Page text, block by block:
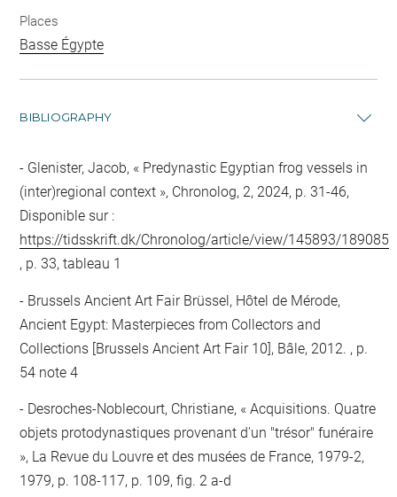
Places
Basse Égypte
BIBLIOGRAPHY
Glenister, Jacob, « Predynastic Egyptian frog vessels in
(inter)regional context », Chronolog, 2, 2024, p. 31-46,
Disponible sur :
https://tidsskrift.dk/Chronolog/article/view/145893/189085
, p. 33, tableau 1
Brussels Ancient Art Fair Brüssel, Hôtel de Mérode,
Ancient Egypt: Masterpieces from Collectors and
Collections [Brussels Ancient Art Fair 10], Bâle, 2012. , p.
54 note 4
Desroches-Noblecourt, Christiane, « Acquisitions. Quatre
objets protodynastiques provenant d'un "trésor" funéraire
», La Revue du Louvre et des musées de France, 1979-2,
1979, p. 108-117, p. 109, fig. 2 a-d